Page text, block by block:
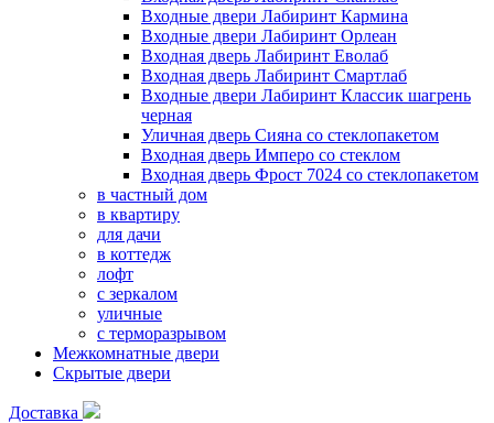
Входные двери Лабиринт Кармина
Входные двери Лабиринт Орлеан
Входная дверь Лабиринт Еволаб
Входная дверь Лабиринт Смартлаб
Входные двери Лабиринт Классик шагрень
черная
Уличная дверь Сияна со стеклопакетом
Входная дверь Имперо со стеклом
Входная дверь Фрост 7024 со стеклопакетом
в частный дом
в квартиру
для дачи
в коттедж
лофт
с зеркалом
уличные
с терморазрывом
Межкомнатные двери
Скрытые двери
Доставка